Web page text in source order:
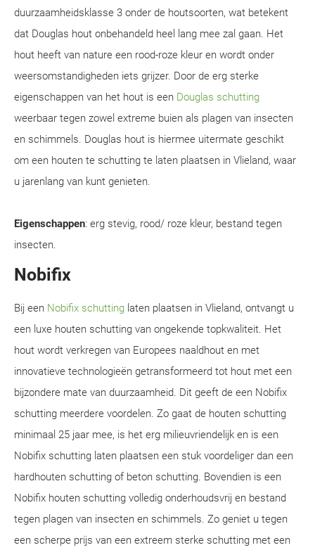
duurzaamheidsklasse 3 onder de houtsoorten, wat betekent
dat Douglas hout onbehandeld heel lang mee zal gaan. Het
hout heeft van nature een rood-roze kleur en wordt onder
weersomstandigheden iets grijzer. Door de erg sterke
eigenschappen van het hout is een Douglas schutting
weerbaar tegen zowel extreme buien als plagen van insecten
en schimmels. Douglas hout is hiermee uitermate geschikt
om een houten te schutting te laten plaatsen in Vlieland, waar
u jarenlang van kunt genieten.
Eigenschappen: erg stevig, rood/ roze kleur, bestand tegen
insecten.
Nobifix
Bij een Nobifix schutting laten plaatsen in Vlieland, ontvangt u
een luxe houten schutting van ongekende topkwaliteit. Het
hout wordt verkregen van Europees naaldhout en met
innovatieve technologieën getransformeerd tot hout met een
bijzondere mate van duurzaamheid. Dit geeft de een Nobifix
schutting meerdere voordelen. Zo gaat de houten schutting
minimaal 25 jaar mee, is het erg milieuvriendelijk en is een
Nobifix schutting laten plaatsen een stuk voordeliger dan een
hardhouten schutting of beton schutting. Bovendien is een
Nobifix houten schutting volledig onderhoudsvrij en bestand
tegen plagen van insecten en schimmels. Zo geniet u tegen
een scherpe prijs van een extreem sterke schutting met een